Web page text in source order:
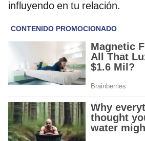
influyendo en tu relación.